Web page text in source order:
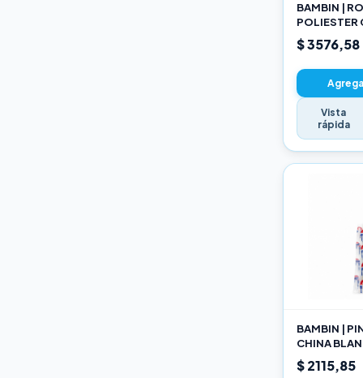
BAMBIN |
POLIESTER
22CM
$ 3576,58
Vista
rápida
BAMBIN |
CHINA
189 10
$ 2115,85